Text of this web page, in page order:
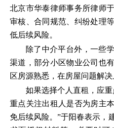
北京市华泰律师事务所律师
审核、合同规范、纠纷处理
低后续风险。
除了中介平台外，一些
渠道，部分小区物业公司也
区房源熟悉，在房屋问题解决
如果选择个人直租，应
重点关注出租人是否为房主
免后续风险。”于阳春表示，